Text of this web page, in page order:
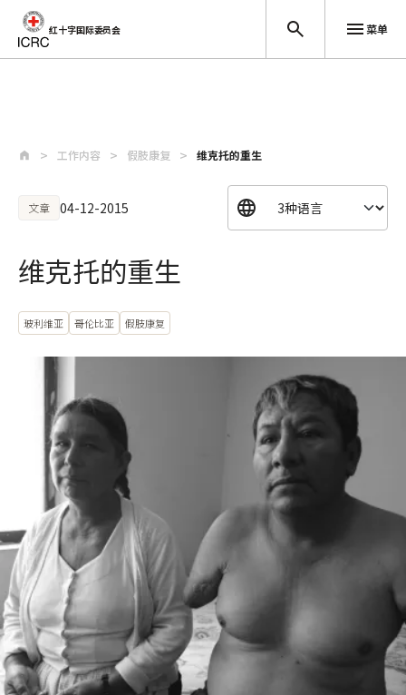
红十字国际委员会 菜单
工作内容 假肢康复 维克托的重生
文章 04-12-2015
维克托的重生
玻利维亚 哥伦比亚 假肢康复